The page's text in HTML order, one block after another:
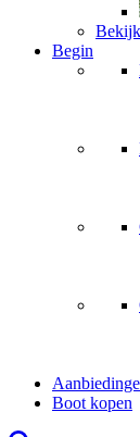
Begin
Boot kopen